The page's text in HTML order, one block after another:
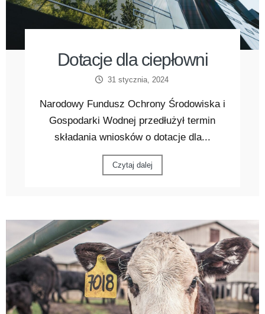
Dotacje dla ciepłowni
31 stycznia, 2024
Narodowy Fundusz Ochrony Środowiska i
Gospodarki Wodnej przedłużył termin
składania wniosków o dotacje dla...
Czytaj dalej